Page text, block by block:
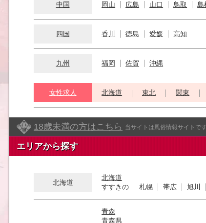
中国 岡山 広島 山口 鳥取 島
四国 香川 徳島 愛媛 高知
九州 福岡 佐賀 沖縄
女性求人 北海道 東北 関東
18歳未満の方はこちら 当サイトは風俗情報サイトで
エリアから探す
北海道
北海道
すすきの
札幌 帯広 旭川
青森
青森県